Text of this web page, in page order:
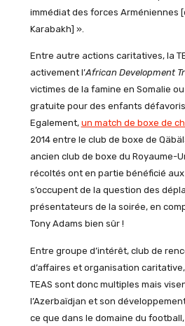
immédiat des forces Arméniennes
Karabakh] ».
Entre autre actions caritatives, la
activement l’African Development
victimes de la famine en Somalie
gratuite pour des enfants
Egalement, un match de boxe de
2014 entre le club de boxe de
ancien club de boxe du Royaume-
récoltés ont en partie bénéficié aux
s’occupent de la question des
présentateurs de la soirée, en
Tony Adams bien sûr !
Entre groupe d’intérêt, club de
d’affaires et organisation
TEAS sont donc multiples mais
l’Azerbaïdjan et son
ce que dans le domaine du